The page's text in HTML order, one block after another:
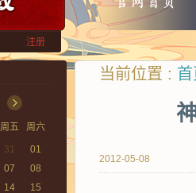
注册
周五
周六
31
01
07
08
14
15
当前位置 :
2012-05-08